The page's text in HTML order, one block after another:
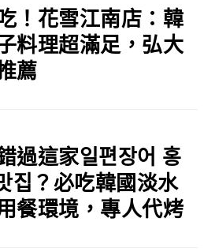
！花雪江南店：韓
料理超滿足，弘大
薦
過這家일편장어 홍
집？必吃韓國淡水
餐環境，專人代烤